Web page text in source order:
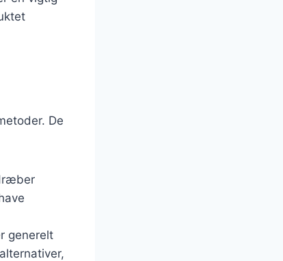
De
generelt